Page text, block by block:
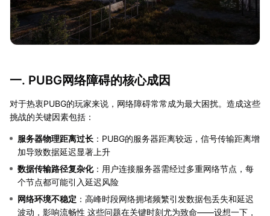
一. PUBG网络障碍的核心成因
对于热衷PUBG的玩家来说，网络障碍常常成为最大困扰。造成这些
挑战的关键因素包括：
服务器物理距离过长 ：PUBG的服务器距离较远，信号传输距离增
加导致数据延迟显著上升
数据传输路径复杂化：用户连接服务器需经过多重网络节点，每
个节点都可能引入延迟风险
网络环境不稳定 ：高峰时段网络拥堵频繁引发数据包丢失和延迟
波动，影响流畅性 这些问题在关键时刻尤为致命——设想一下，